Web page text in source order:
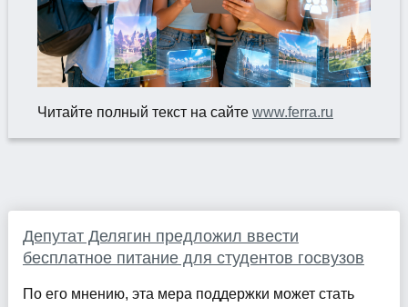
Читайте полный текст на сайте www.ferra.ru
Депутат Делягин предложил ввести
бесплатное питание для студентов госвузов
По его мнению, эта мера поддержки может стать